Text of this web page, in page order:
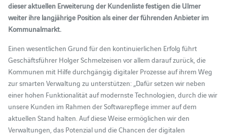
dieser aktuellen Erweiterung der Kundenliste festigen die Ulmer
weiter ihre langjährige Position als einer der führenden Anbieter im
Kommunalmarkt.
Einen wesentlichen Grund für den kontinuierlichen Erfolg führt
Geschäftsführer Holger Schmelzeisen vor allem darauf zurück, die
Kommunen mit Hilfe durchgängig digitaler Prozesse auf ihrem Weg
zur smarten Verwaltung zu unterstützen: „Dafür setzen wir neben
einer hohen Funktionalität auf modernste Technologien, durch die wir
unsere Kunden im Rahmen der Softwarepflege immer auf dem
aktuellen Stand halten. Auf diese Weise ermöglichen wir den
Verwaltungen, das Potenzial und die Chancen der digitalen